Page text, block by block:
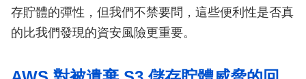
存貯體的彈性，但我們不禁要問，這些便利性是否真
的比我們發現的資安風險更重要。